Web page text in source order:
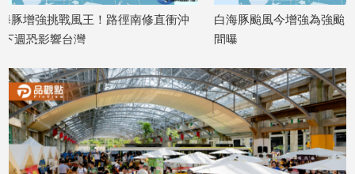
健
康/
親
感
情
藝
術
／
文
衝沖
白海豚颱風今增強為強颱！影響台灣時
間曝
颱風白海豚